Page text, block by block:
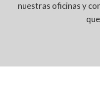
nuestras oficinas y